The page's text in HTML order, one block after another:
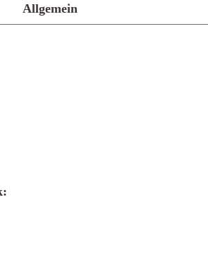
Allgemein